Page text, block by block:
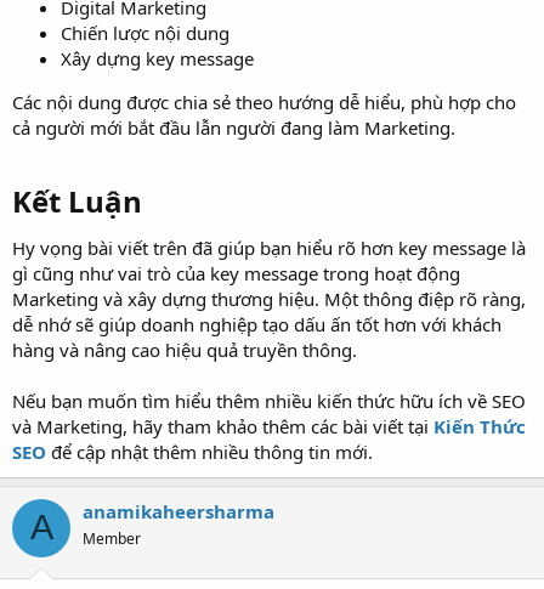
Digital Marketing
Chiến lược nội dung
Xây dựng key message
Các nội dung được chia sẻ theo hướng dễ hiểu, phù hợp cho
cả người mới bắt đầu lẫn người đang làm Marketing.
Kết Luận​
Hy vọng bài viết trên đã giúp bạn hiểu rõ hơn key message là
gì cũng như vai trò của key message trong hoạt động
Marketing và xây dựng thương hiệu. Một thông điệp rõ ràng,
dễ nhớ sẽ giúp doanh nghiệp tạo dấu ấn tốt hơn với khách
hàng và nâng cao hiệu quả truyền thông.
Nếu bạn muốn tìm hiểu thêm nhiều kiến thức hữu ích về SEO
và Marketing, hãy tham khảo thêm các bài viết tại Kiến Thức
SEO để cập nhật thêm nhiều thông tin mới.
A anamikaheersharma
Member